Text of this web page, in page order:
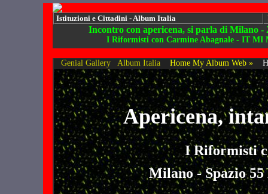
Istituzioni e Cittadini - Album Italia
Incontro con apericena, si parla di Milano -
I Riformisti con Carmine Abagnale - IT MI
Genial Gallery Album Italia Home My Album Web »
Apericena,
I Riformisti
Milano - Spazio